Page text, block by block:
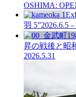
OSHIMA:
羽 5”2026.6.5
昇の戦後と昭
2026.5.31